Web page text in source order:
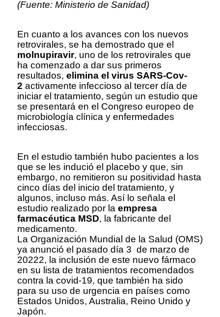
(Fuente: Ministerio de Sanidad)
En cuanto a los avances con los nuevos
retrovirales, se ha demostrado que el
molnupiravir, uno de los retrovirales que
ha comenzado a dar sus primeros
resultados, elimina el virus SARS-Cov-
2 activamente infeccioso al tercer día de
iniciar el tratamiento, según un estudio que
se presentará en el Congreso europeo de
microbiología clínica y enfermedades
infecciosas.
En el estudio también hubo pacientes a los
que se les indució el placebo y que, sin
embargo, no remitieron su positividad hasta
cinco días del inicio del tratamiento, y
algunos, incluso más. Así lo señala el
estudio realizado por la empresa
farmacéutica MSD, la fabricante del
medicamento.
La Organización Mundial de la Salud (OMS)
ya anunció el pasado día 3 de marzo de
20222, la inclusión de este nuevo fármaco
en su lista de tratamientos recomendados
contra la covid-19, que también ha sido
para su uso de urgencia en países como
Estados Unidos, Australia, Reino Unido y
Japón.